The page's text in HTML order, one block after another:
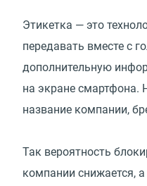
Этикетка — это
передавать вместе с
дополнительную
на экране смартфона.
название компании,
Так вероятность
компании снижается,